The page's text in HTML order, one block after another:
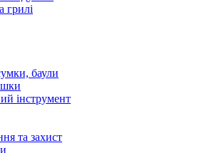
грилі
баули
інструмент
та захист